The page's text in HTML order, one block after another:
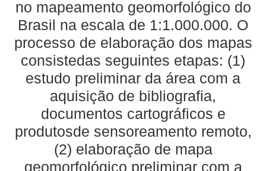
no mapeamento geomorfológico do
Brasil na escala de 1:1.000.000. O
processo de elaboração dos mapas
consistedas seguintes etapas: (1)
estudo preliminar da área com a
aquisição de bibliografia,
documentos cartográficos e
produtosde sensoreamento remoto,
(2) elaboração de mapa
geomorfológico preliminar com a